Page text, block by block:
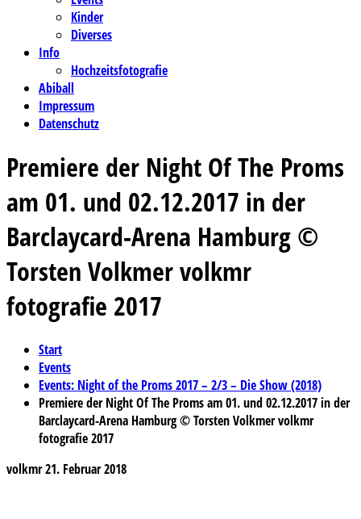
Kinder
Diverses
Info
Hochzeitsfotografie
Abiball
Impressum
Datenschutz
Premiere der Night Of The Proms
am 01. und 02.12.2017 in der
Barclaycard-Arena Hamburg ©
Torsten Volkmer volkmr
fotografie 2017
Start
Events
Events: Night of the Proms 2017 – 2/3 – Die Show (2018)
Premiere der Night Of The Proms am 01. und 02.12.2017 in der
Barclaycard-Arena Hamburg © Torsten Volkmer volkmr
fotografie 2017
volkmr21. Februar 2018